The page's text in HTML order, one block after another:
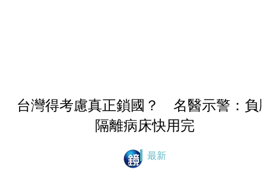
台灣得考慮真正鎖國？ 名醫示警：負
隔離病床快用完
最新